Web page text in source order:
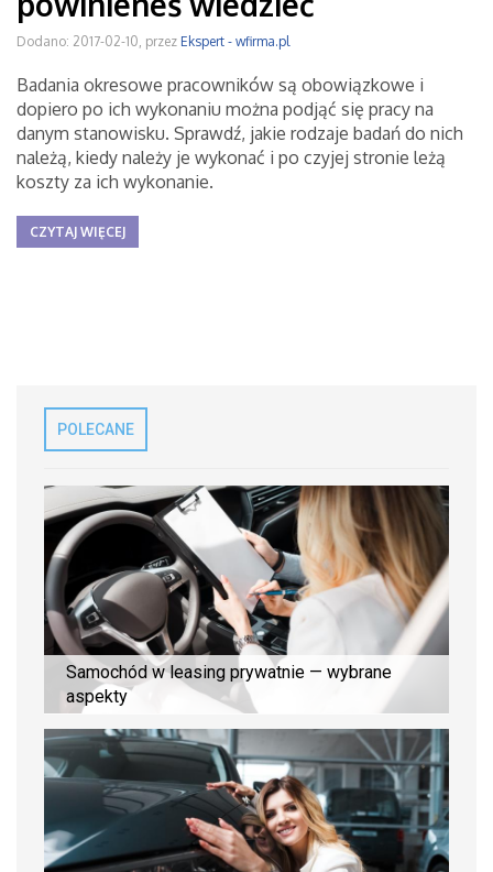
Dodano: 2017-02-10, przez Ekspert - wfirma.pl
Badania okresowe pracowników są obowiązkowe i
dopiero po ich wykonaniu można podjąć się pracy na
danym stanowisku. Sprawdź, jakie rodzaje badań do nich
należą, kiedy należy je wykonać i po czyjej stronie leżą
koszty za ich wykonanie.
CZYTAJ WIĘCEJ
POLECANE
Samochód w leasing prywatnie — wybrane
aspekty